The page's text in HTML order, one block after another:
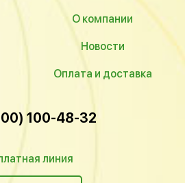
О компании
Новости
Оплата и доставка
100-48-32
линия